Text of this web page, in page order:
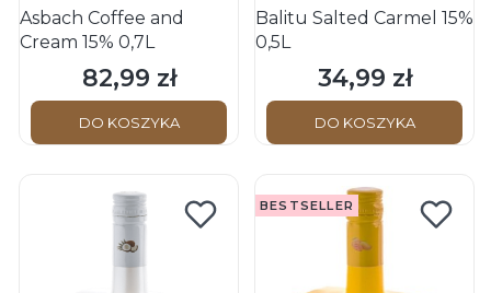
Asbach Coffee and
Cream 15% 0,7L
Cena
82,99 zł
DO KOSZYKA
Balitu Salted Carmel 15%
0,5L
Cena
34,99 zł
DO KOSZYKA
BESTSELLER